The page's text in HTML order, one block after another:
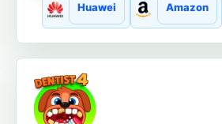
Huawei Amazon